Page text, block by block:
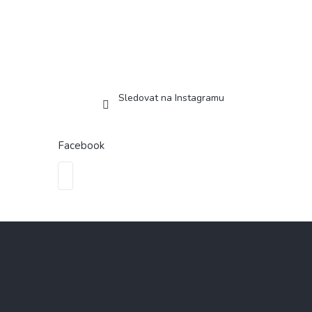
Sledovat na Instagramu
Facebook